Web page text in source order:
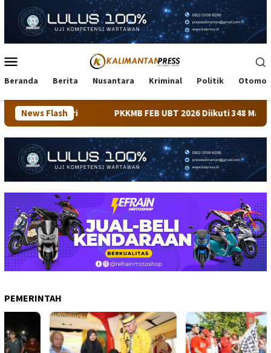
konten
Mobile
Beranda Berita Nusantara Kriminal Politik
News Flash
PKKMB FEB UBT 2026 Diikuti 348 Mahasiswa,
PEMERINTAH